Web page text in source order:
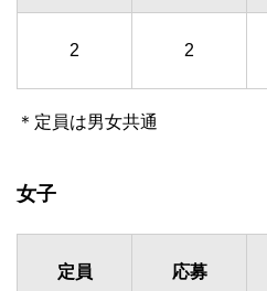
2 2
＊定員は男女共通
女子
定員 応募